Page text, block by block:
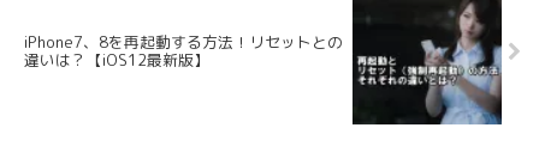
iPhone7、8を再起動する方法！リセットとの
違いは？【iOS12最新版】